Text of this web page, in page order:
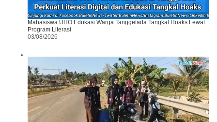
Mahasiswa UHO Edukasi Warga Tanggetada Tangkal Hoaks Lewat
Program Literasi
03/08/2026